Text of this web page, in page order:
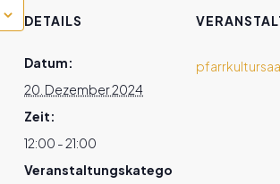
DETAILS
Datum:
20. Dezember 2024
Zeit:
12:00 - 21:00
Veranstaltungskatego